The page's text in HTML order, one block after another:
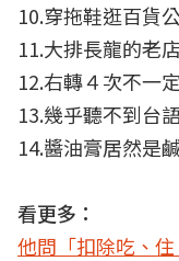
10.穿拖鞋逛百貨
11.大排長龍的老
12.右轉４次不一
13.幾乎聽不到台
14.醬油膏居然是
看更多：
他問「扣除吃、